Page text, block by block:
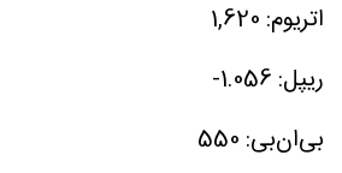
اتریوم: 1,620
ریپل: 1.056-
بی‌ان‌بی: 550